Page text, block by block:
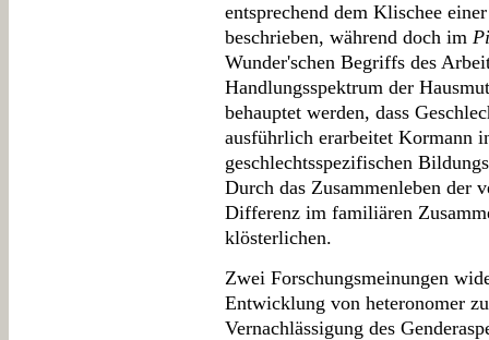
entsprechend dem Klischee
beschrieben, während doch im
Wunder'schen Begriffs des
Handlungsspektrum der
behauptet werden, dass
ausführlich erarbeitet Kormann
geschlechtsspezifischen
Durch das Zusammenleben der
Differenz im familiären
klösterlichen.
Zwei Forschungsmeinungen
Entwicklung von heteronomer
Vernachlässigung des